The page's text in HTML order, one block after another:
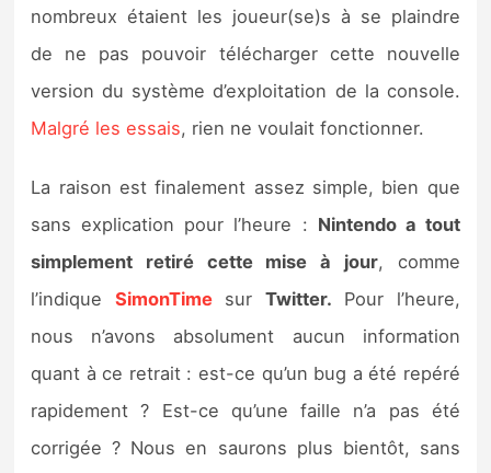
Précommandes
Précommandes jeux Switch 2
Bons plans
Guides
nombreux étaient les joueur(se)s à se plaindre
de ne pas pouvoir télécharger cette nouvelle
version du système d’exploitation de la console.
Malgré les essais, rien ne voulait fonctionner.
La raison est finalement assez simple, bien que
sans explication pour l’heure : Nintendo a tout
simplement retiré cette mise à jour, comme
l’indique SimonTimesur Twitter. Pour l’heure,
nous n’avons absolument aucun information
quant à ce retrait : est-ce qu’un bug a été repéré
rapidement ? Est-ce qu’une faille n’a pas été
corrigée ? Nous en saurons plus bientôt, sans